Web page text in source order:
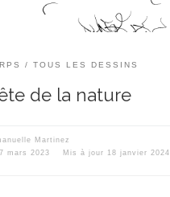
TOUS LES DESSINS
de la nature
Martinez
mars 2023 Mis à jour 18 janvier 2024